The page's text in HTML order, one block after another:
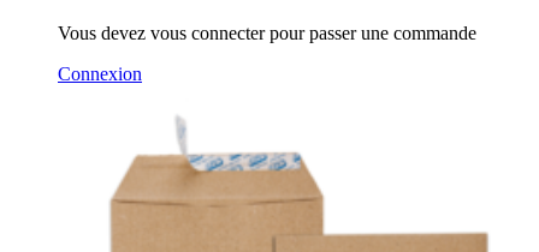
Vous devez vous connecter pour passer une commande
Connexion